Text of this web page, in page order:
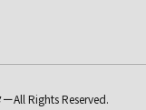
All Rights Reserved.